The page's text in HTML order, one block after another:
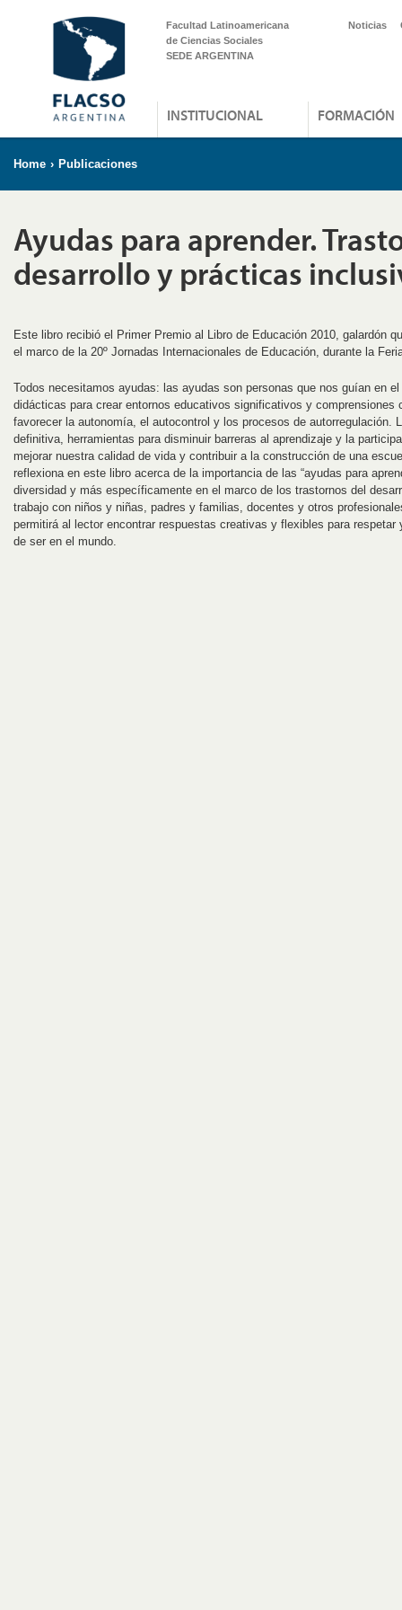
Facultad Latinoamericana
de Ciencias Sociales
SEDE ARGENTINA
Noticias
INSTITUCIONAL FORMACIÓN
Home › Publicaciones
Ayudas para aprender.
desarrollo y prácticas
Este libro recibió el Primer Premio al Libro de Educación 2010, galardón
el marco de la 20º Jornadas Internacionales de Educación, durante la
Todos necesitamos ayudas: las ayudas son personas que nos guían en
didácticas para crear entornos educativos significativos y comprensiones
favorecer la autonomía, el autocontrol y los procesos de autorregulación.
definitiva, herramientas para disminuir barreras al aprendizaje y la
mejorar nuestra calidad de vida y contribuir a la construcción de una
reflexiona en este libro acerca de la importancia de las “ayudas para
diversidad y más específicamente en el marco de los trastornos del
trabajo con niños y niñas, padres y familias, docentes y otros
permitirá al lector encontrar respuestas creativas y flexibles para respetar
de ser en el mundo.